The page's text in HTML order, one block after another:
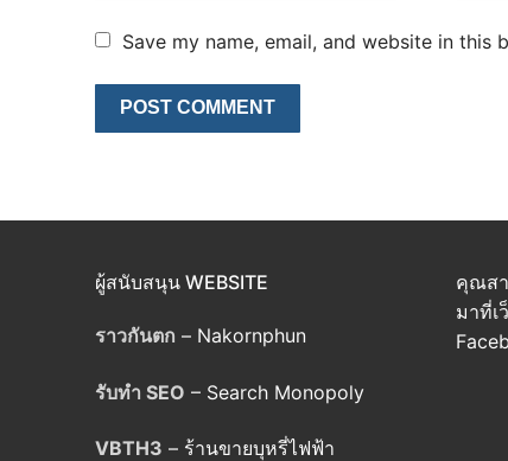
Save my name, email, and website in
ผู้สนับสนุน WEBSITE
ราวกันตก – Nakornphun
รับทำ SEO – Search Monopoly
VBTH3 – ร้านขายบุหรี่ไฟฟ้า
คุณส
มาที่เ